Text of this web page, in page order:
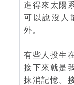
進得來太陽
可以說沒人
外。
有些人投生
接下來就是
抹消記憶。